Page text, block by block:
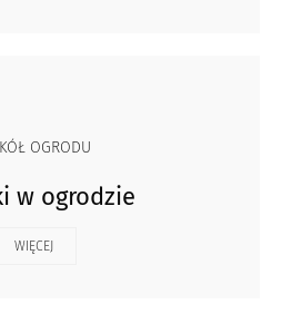
OGRODU
w ogrodzie
WIĘCEJ